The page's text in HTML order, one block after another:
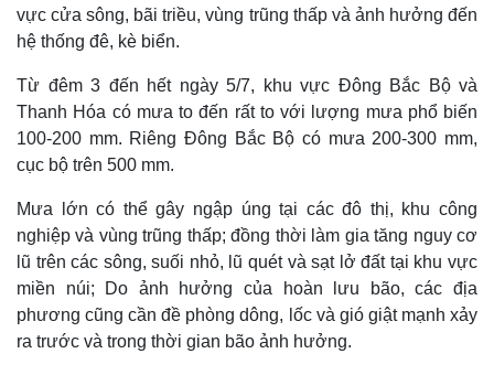
vực cửa sông, bãi triều, vùng trũng thấp và ảnh hưởng đến
hệ thống đê, kè biển.
Từ đêm 3 đến hết ngày 5/7, khu vực Đông Bắc Bộ và
Thanh Hóa có mưa to đến rất to với lượng mưa phổ biến
100-200 mm. Riêng Đông Bắc Bộ có mưa 200-300 mm,
cục bộ trên 500 mm.
Mưa lớn có thể gây ngập úng tại các đô thị, khu công
nghiệp và vùng trũng thấp; đồng thời làm gia tăng nguy cơ
lũ trên các sông, suối nhỏ, lũ quét và sạt lở đất tại khu vực
miền núi; Do ảnh hưởng của hoàn lưu bão, các địa
phương cũng cần đề phòng dông, lốc và gió giật mạnh xảy
ra trước và trong thời gian bão ảnh hưởng.